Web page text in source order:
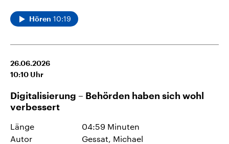
Hören 10:19
26.06.2026
10:10 Uhr
Digitalisierung – Behörden haben sich wohl
verbessert
Länge
04:59 Minuten
Autor
Gessat, Michael